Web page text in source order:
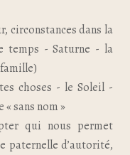
circonstances dans la
temps - Saturne - la
choses - le Soleil -
sans nom »
qui nous permet
paternelle d’autorité,